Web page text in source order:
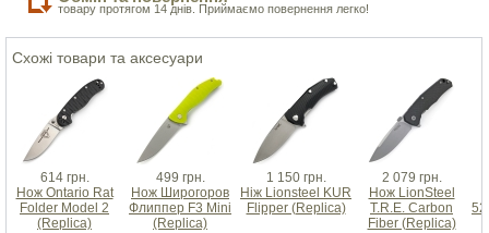
товару протягом 14 днів. Приймаємо повернення легко!
Схожі товари та аксесуари
614 грн.
Нож Ontario Rat
Folder Model 2
(Replica)
499 грн.
Нож Широгоров
Флиппер F3 Mini
(Replica)
1 150 грн.
Ніж Lionsteel KUR
Flipper (Replica)
2 079 грн.
Нож LionSteel
T.R.E. Carbon
Fiber (Replica)